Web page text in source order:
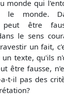
monde qui
le monde.
être
le sens
un fait,
texte, qu'ils
être fausse,
t-il pas des